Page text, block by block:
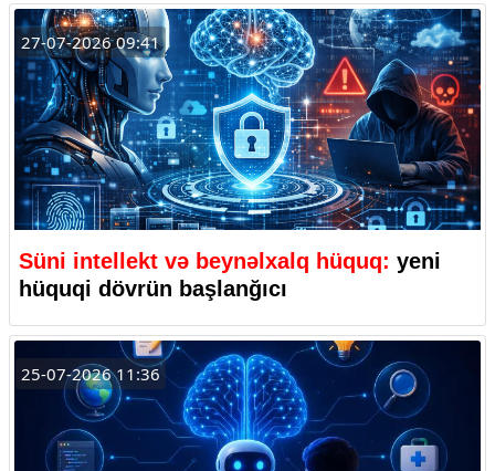
27-07-2026 09:41
Süni intellekt və beynəlxalq hüquq: yeni
hüquqi dövrün başlanğıcı
25-07-2026 11:36